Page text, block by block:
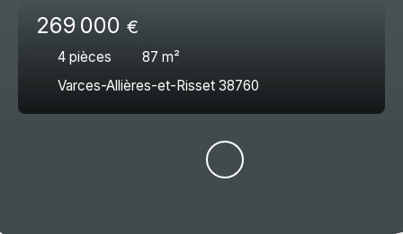
269 000 €
4 pièces 87 m²
Varces-Allières-et-Risset 38760